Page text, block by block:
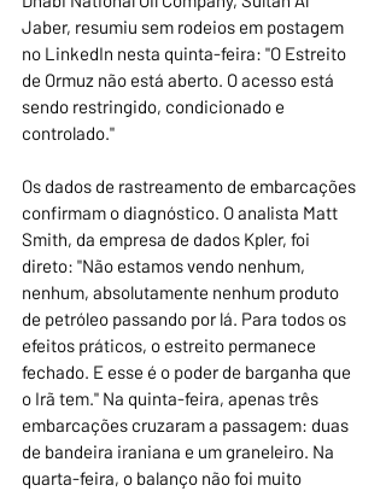
Jaber, resumiu sem rodeios em postagem
no LinkedIn nesta quinta-feira: "O Estreito
de Ormuz não está aberto. O acesso está
sendo restringido, condicionado e
controlado."
Os dados de rastreamento de embarcações
confirmam o diagnóstico. O analista Matt
Smith, da empresa de dados Kpler, foi
direto: "Não estamos vendo nenhum,
nenhum, absolutamente nenhum produto
de petróleo passando por lá. Para todos os
efeitos práticos, o estreito permanece
fechado. E esse é o poder de barganha que
o Irã tem." Na quinta-feira, apenas três
embarcações cruzaram a passagem: duas
de bandeira iraniana e um graneleiro. Na
quarta-feira, o balanço não foi muito